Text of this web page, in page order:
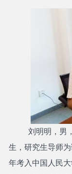
刘明明，男，
生，研究生导师为
年考入中国人民